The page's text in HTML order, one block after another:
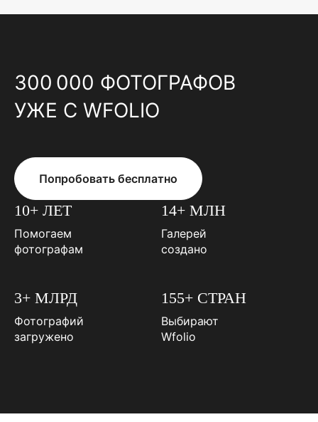
300 000 ФОТОГРАФОВ
УЖЕ С WFOLIO
Попробовать бесплатно
10+ ЛЕТ
Помогаем
фотографам
14+ МЛН
Галерей
создано
3+ МЛРД
Фотографий
загружено
155+ СТРАН
Выбирают
Wfolio